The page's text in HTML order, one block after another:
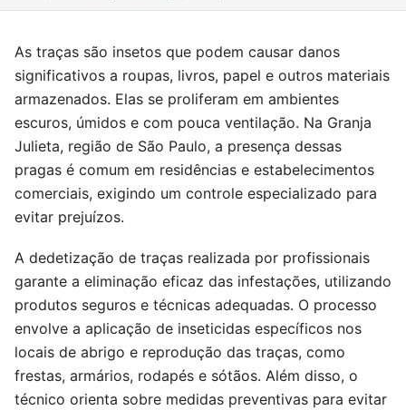
As traças são insetos que podem causar danos
significativos a roupas, livros, papel e outros materiais
armazenados. Elas se proliferam em ambientes
escuros, úmidos e com pouca ventilação. Na Granja
Julieta, região de São Paulo, a presença dessas
pragas é comum em residências e estabelecimentos
comerciais, exigindo um controle especializado para
evitar prejuízos.
A dedetização de traças realizada por profissionais
garante a eliminação eficaz das infestações, utilizando
produtos seguros e técnicas adequadas. O processo
envolve a aplicação de inseticidas específicos nos
locais de abrigo e reprodução das traças, como
frestas, armários, rodapés e sótãos. Além disso, o
técnico orienta sobre medidas preventivas para evitar